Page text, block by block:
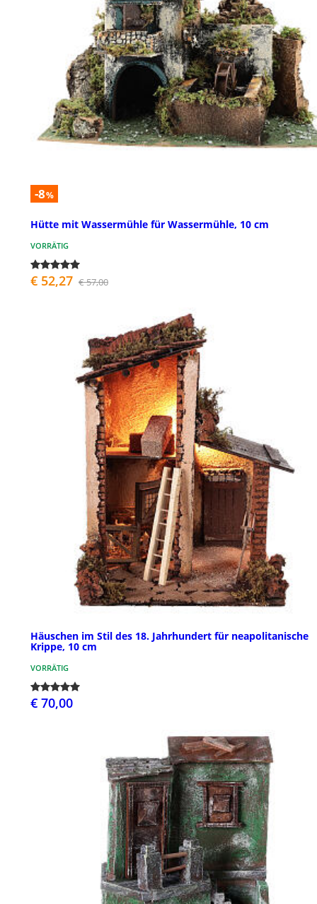
-8%
Hütte mit Wassermühle für Wassermühle, 10 cm
VORRÄTIG
€ 52,27 € 57,00
Häuschen im Stil des 18. Jahrhundert für neapolitanische
Krippe, 10 cm
VORRÄTIG
€ 70,00